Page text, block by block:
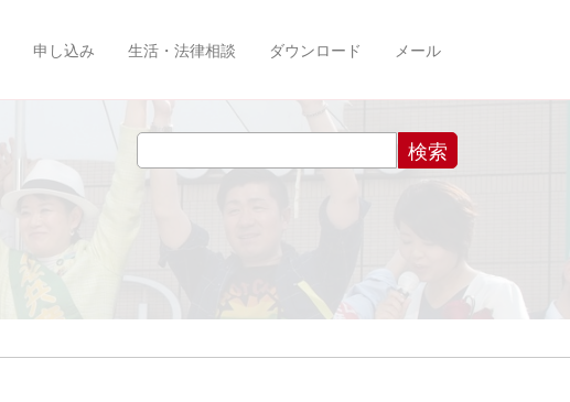
申し込み 生活・法律相談 ダウンロード メール